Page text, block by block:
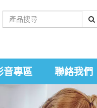
音專區 聯絡我們